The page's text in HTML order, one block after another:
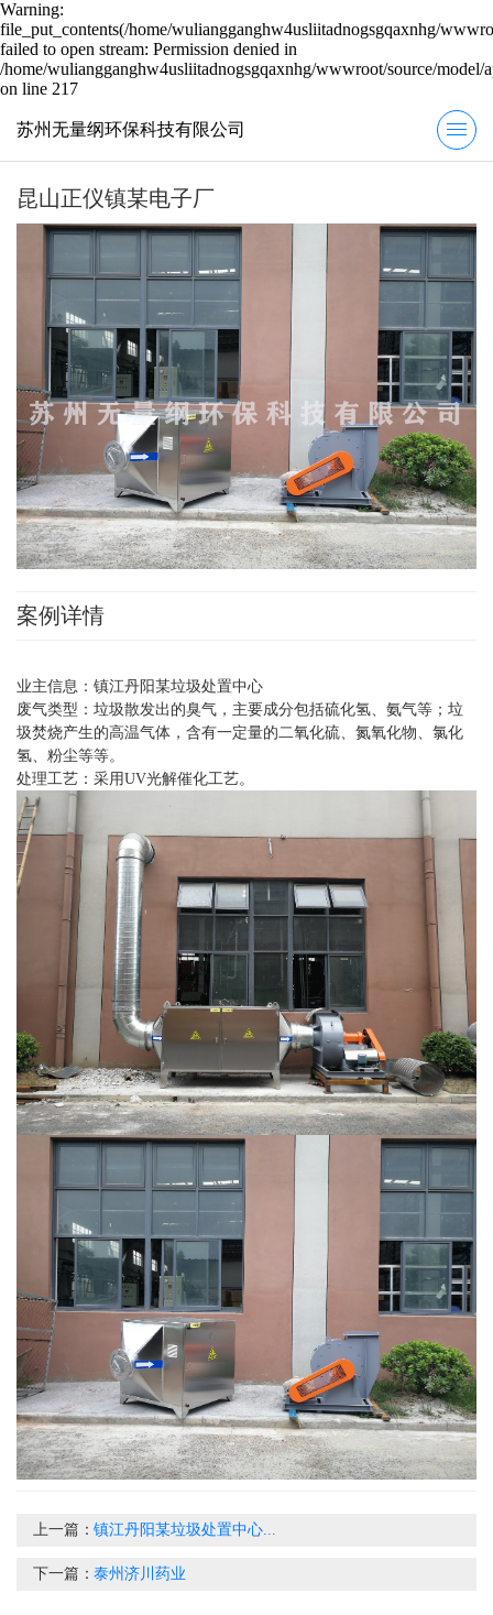
Warning:
file_put_contents(/home/wuliangganghw4usliitadnogsgqaxnhg/
failed to open stream: Permission denied in
/home/wuliangganghw4usliitadnogsgqaxnhg/wwwroot/source/model/
on line 217
苏州无量纲环保科技有限公司
昆山正仪镇某电子厂
案例详情
业主信息：镇江丹阳某垃圾处置中心
废气类型： 垃圾散发出的臭气，主要成分包括硫化氢、氨气等； 垃
圾焚烧产生的高温气体，含有一定量的二氧化硫、氮氧化物 、氯化
氢、粉尘等等。
处理工艺：采用UV光解催化工艺。
上一篇：镇江丹阳某垃圾处置中心...
下一篇：泰州济川药业